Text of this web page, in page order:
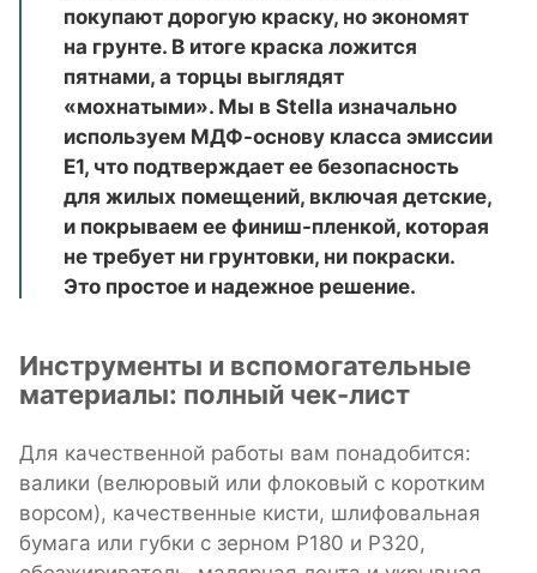
покупают дорогую краску, но экономят
на грунте. В итоге краска ложится
пятнами, а торцы выглядят
«мохнатыми». Мы в Stella изначально
используем МДФ-основу класса эмиссии
E1, что подтверждает ее безопасность
для жилых помещений, включая детские,
и покрываем ее финиш-пленкой, которая
не требует ни грунтовки, ни покраски.
Это простое и надежное решение.
Инструменты и вспомогательные
материалы: полный чек-лист
Для качественной работы вам понадобится:
валики (велюровый или флоковый с коротким
ворсом), качественные кисти, шлифовальная
бумага или губки с зерном P180 и P320,